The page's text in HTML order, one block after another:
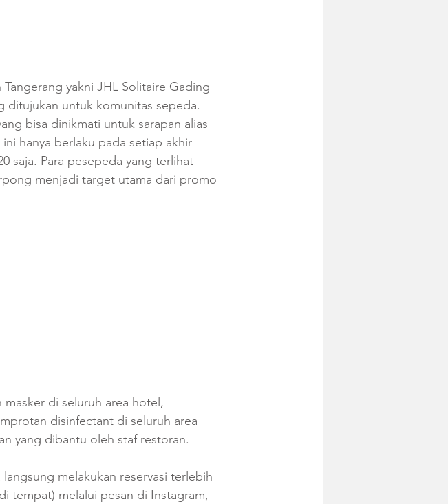
yakni JHL Solitaire Gading
ditujukan untuk komunitas sepeda.
bisa dinikmati untuk sarapan alias
hanya berlaku pada setiap akhir
saja. Para pesepeda yang terlihat
menjadi target utama dari promo
di seluruh area hotel,
disinfectant di seluruh area
yang dibantu oleh staf restoran.
melakukan reservasi terlebih
tempat) melalui pesan di Instagram,